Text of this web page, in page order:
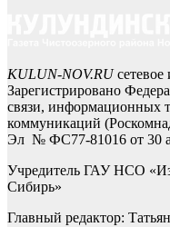
KULUN-NOV.RUсетевое
Зарегистрировано
связи, информационных
коммуникаций
Эл № ФС77-81016 от 30
Учредитель ГАУ НСО
Сибирь»
Главный редактор: